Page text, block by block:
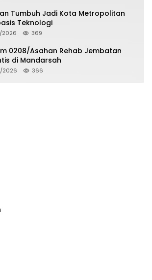
Tumbuh Jadi Kota Metropolitan
Teknologi
2026 369
0208/Asahan Rehab Jembatan
di Mandarsah
2026 366